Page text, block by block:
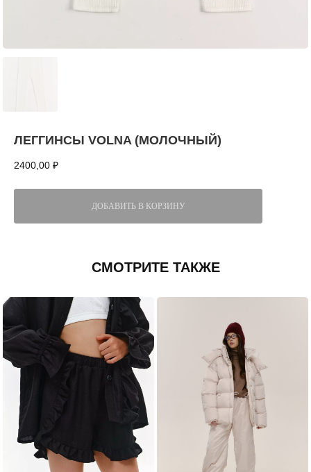
ЛЕГГИНСЫ VOLNA (МОЛОЧНЫЙ)
2400,00 ₽
ДОБАВИТЬ В КОРЗИНУ
СМОТРИТЕ ТАКЖЕ